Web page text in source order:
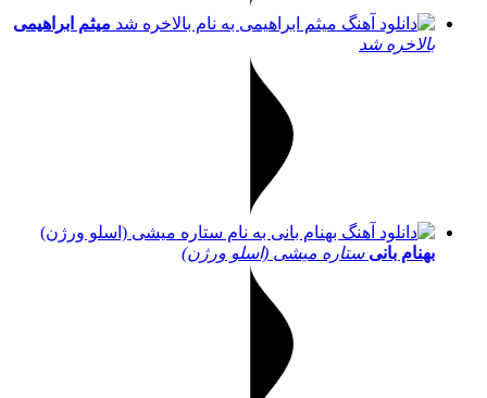
میثم ابراهیمی
بالاخره شد
بهنام بانی ستاره میشی (اسلو ورژن)